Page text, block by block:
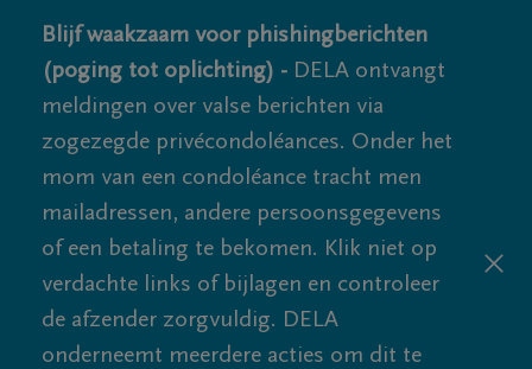
Blijf waakzaam voor phishingberichten
(poging tot oplichting) - DELA ontvangt
meldingen over valse berichten via
zogezegde privécondoléances. Onder het
mom van een condoléance tracht men
mailadressen, andere persoonsgegevens
of een betaling te bekomen. Klik niet op
verdachte links of bijlagen en controleer
de afzender zorgvuldig. DELA
onderneemt meerdere acties om dit te